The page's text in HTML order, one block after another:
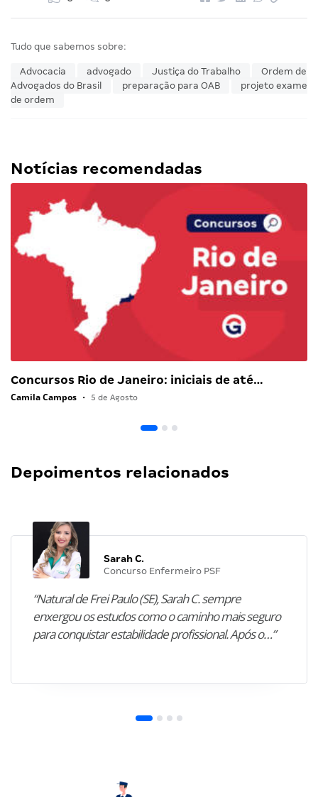
Tudo que sabemos sobre:
Advocacia advogado Justiça do Trabalho
Ordem de
Advogados do Brasil
preparação para OAB
projeto exame
de ordem
Notícias recomendadas
Concursos Rio de Janeiro: iniciais de até…
Camila Campos • 5 de Agosto
Depoimentos relacionados
Sarah C.
Concurso Enfermeiro PSF
“Natural de Frei Paulo (SE), Sarah C. sempre
enxergou os estudos como o caminho mais seguro
para conquistar estabilidade profissional. Após o…”